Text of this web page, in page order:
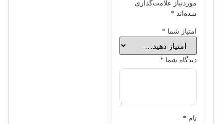
موردنیاز علامت‌گذاری
شده‌اند *
امتیاز شما *
دیدگاه شما *
نام *